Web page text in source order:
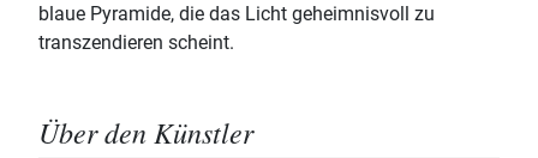
blaue Pyramide, die das Licht geheimnisvoll zu
transzendieren scheint.
Über den Künstler